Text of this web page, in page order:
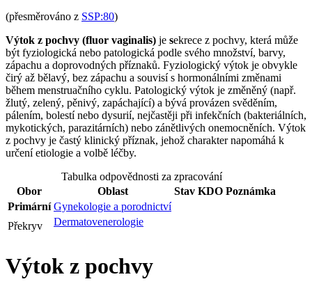
(přesměrováno z SSP:80)
Výtok z pochvy (fluor vaginalis) je sekrece z pochvy, která může
být fyziologická nebo patologická podle svého množství, barvy,
zápachu a doprovodných příznaků. Fyziologický výtok je obvykle
čirý až bělavý, bez zápachu a souvisí s hormonálními změnami
během menstruačního cyklu. Patologický výtok je změněný (např.
žlutý, zelený, pěnivý, zapáchající) a bývá provázen svěděním,
pálením, bolestí nebo dysurií, nejčastěji při infekčních (bakteriálních,
mykotických, parazitárních) nebo zánětlivých onemocněních. Výtok
z pochvy je častý klinický příznak, jehož charakter napomáhá k
určení etiologie a volbě léčby.
Tabulka odpovědnosti za zpracování
Obor
Oblast Stav KDO Poznámka
Primární Gynekologie a porodnictví
Překryv
Dermatovenerologie
Výtok z pochvy